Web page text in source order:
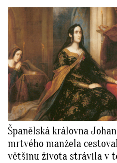
Španělská královna
mrtvého manžela
většinu života strávila v